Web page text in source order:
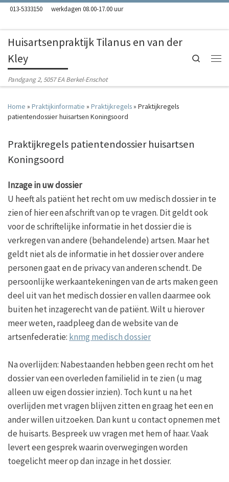
Skip to content
013-5333150 werkdagen 08.00-17.00 uur
Huisartsenpraktijk Tilanus en van der
Kley
Pandgang 2, 5057 EA Berkel-Enschot
Search
Home » Praktijkinformatie » Praktijkregels» Praktijkregels
patientendossier huisartsen Koningsoord
Praktijkregels patientendossier huisartsen
Koningsoord
Inzage in uw dossier
U heeft als patiënt het recht om uw medisch dossier in te
zien of hier een afschrift van op te vragen. Dit geldt ook
voor de schriftelijke informatie in het dossier die is
verkregen van andere (behandelende) artsen. Maar het
geldt niet als de informatie in het dossier over andere
personen gaat en de privacy van anderen schendt. De
persoonlijke werkaantekeningen van de arts maken geen
deel uit van het medisch dossier en vallen daarmee ook
buiten het inzagerecht van de patiënt. Wilt u hierover
meer weten, raadpleeg dan de website van de
artsenfederatie: knmg medisch dossier
Na overlijden: Nabestaanden hebben geen recht om het
dossier van een overleden familielid in te zien (u mag
alleen uw eigen dossier inzien). Toch kunt u na het
overlijden met vragen blijven zitten en graag het een en
ander willen uitzoeken. Dan kunt u contact opnemen met
de huisarts. Bespreek uw vragen met hem of haar. Vaak
levert een gesprek waarin overwegingen worden
toegelicht meer op dan inzage in het dossier.